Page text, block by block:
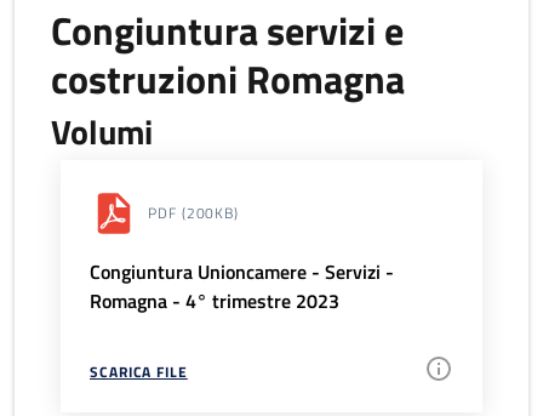
Congiuntura servizi e
costruzioni Romagna
Volumi
PDF (200KB)
Congiuntura Unioncamere - Servizi -
Romagna - 4° trimestre 2023
SCARICA FILE